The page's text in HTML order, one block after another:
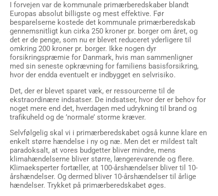
I forvejen var de kommunale primærberedskaber blandt
Europas absolut billigste og mest effektive. Før
besparelserne kostede det kommunale primærberedskab
gennemsnitligt kun cirka 250 kroner pr. borger om året, og
det er de penge, som nu er blevet reduceret yderligere til
omkring 200 kroner pr. borger. Ikke nogen dyr
forsikringspræmie for Danmark, hvis man sammenligner
med sin seneste opkrævning for familiens basisforsikring,
hvor der endda eventuelt er indbygget en selvrisiko.
Det, der er blevet sparet væk, er ressourcerne til de
ekstraordinære indsatser. De indsatser, hvor der er behov for
noget mere end det, hverdagen med udrykning til brand og
trafikuheld og de ’normale’ storme kræver.
Selvfølgelig skal vi i primærberedskabet også kunne klare en
enkelt større hændelse i ny og næ. Men det er mildest talt
paradoksalt, at vores budgetter bliver mindre, mens
klimahændelserne bliver større, længerevarende og flere.
Klimaeksperter fortæller, at 100-årshændelser bliver til 10-
årshændelser. Og dermed bliver 10-årshændelser til årlige
hændelser. Trykket på primærberedskabet øges.